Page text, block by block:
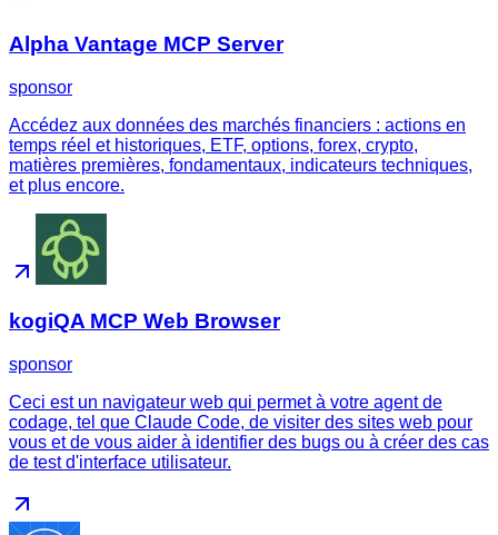
Alpha Vantage MCP Server
sponsor
Accédez aux données des marchés financiers : actions en
temps réel et historiques, ETF, options, forex, crypto,
matières premières, fondamentaux, indicateurs techniques,
et plus encore.
kogiQA MCP Web Browser
sponsor
Ceci est un navigateur web qui permet à votre agent de
codage, tel que Claude Code, de visiter des sites web pour
vous et de vous aider à identifier des bugs ou à créer des cas
de test d'interface utilisateur.